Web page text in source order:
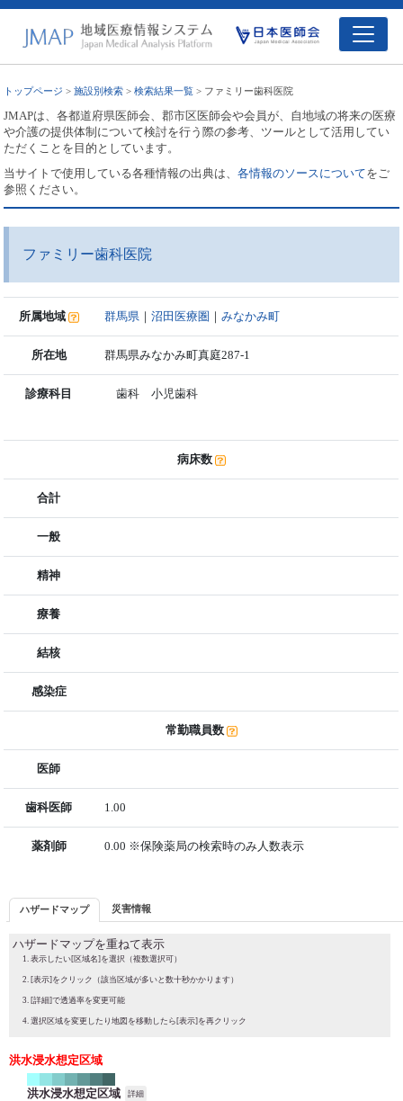
トップページ >施設別検索 >検索結果一覧 > ファミリー歯科医院
JMAPは、各都道府県医師会、郡市区医師会や会員が、自地域の将来の医療
や介護の提供体制について検討を行う際の参考、ツールとして活用してい
ただくことを目的としています。
当サイトで使用している各種情報の出典は、各情報のソースについてをご
参照ください。
ファミリー歯科医院
所属地域 群馬県 ｜沼田医療圏 ｜みなかみ町
所在地 群馬県みなかみ町真庭287-1
診療科目 歯科 小児歯科
病床数
合計
一般
精神
療養
結核
感染症
常勤職員数
医師
歯科医師 1.00
薬剤師 0.00 ※保険薬局の検索時のみ人数表示
ハザードマップ 災害情報
ハザードマップを重ねて表示
表示したい[区域名]を選択（複数選択可）
[表示]をクリック（該当区域が多いと数十秒かかります）
[詳細]で透過率を変更可能
選択区域を変更したり地図を移動したら[表示]を再クリック
洪水浸水想定区域
洪水浸水想定区域 詳細